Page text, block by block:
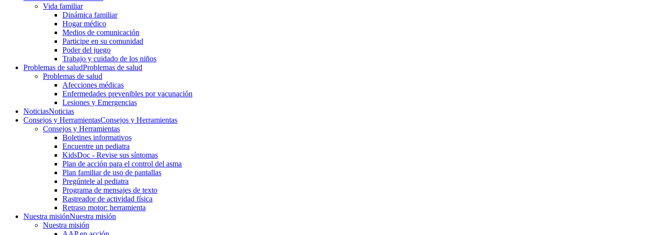
Vida familiar
Dinámica familiar
Hogar médico
Medios de comunicación
Participe en su comunidad
Poder del juego
Trabajo y cuidado de los niños
Problemas de saludProblemas de salud
Problemas de salud
Afecciones médicas
Enfermedades prevenibles por vacunación
Lesiones y Emergencias
NoticiasNoticias
Consejos y HerramientasConsejos y Herramientas
Consejos y Herramientas
Boletines informativos
Encuentre un pediatra
KidsDoc - Revise sus síntomas
Plan de acción para el control del asma
Plan familiar de uso de pantallas
Pregúntele al pediatra
Programa de mensajes de texto
Rastre​​ador de activida​d física
Retraso motor: herramienta
Nuestra misiónNuestra misión
Nuestra misión